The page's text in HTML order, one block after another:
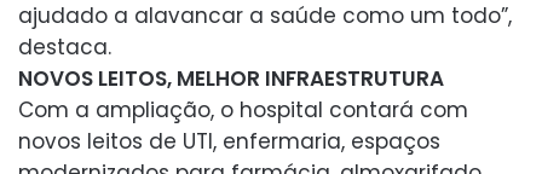
ajudado a alavancar a saúde como um todo”,
destaca.
NOVOS LEITOS, MELHOR INFRAESTRUTURA
Com a ampliação, o hospital contará com
novos leitos de UTI, enfermaria, espaços